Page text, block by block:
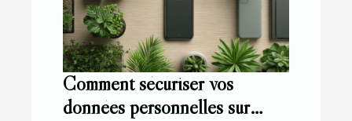
Comment sécuriser vos
données personnelles sur